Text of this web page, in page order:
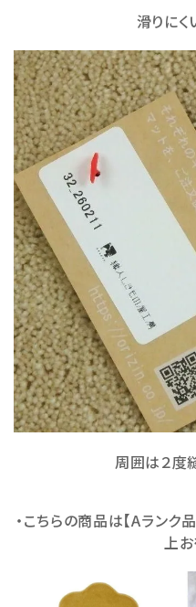
滑りにく
周囲は２度
・こちらの商品は【Aランク
上お